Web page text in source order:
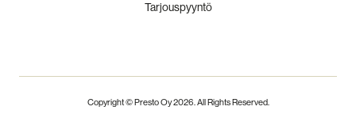
Tarjouspyyntö
Copyright © Presto Oy2026. All Rights Reserved.